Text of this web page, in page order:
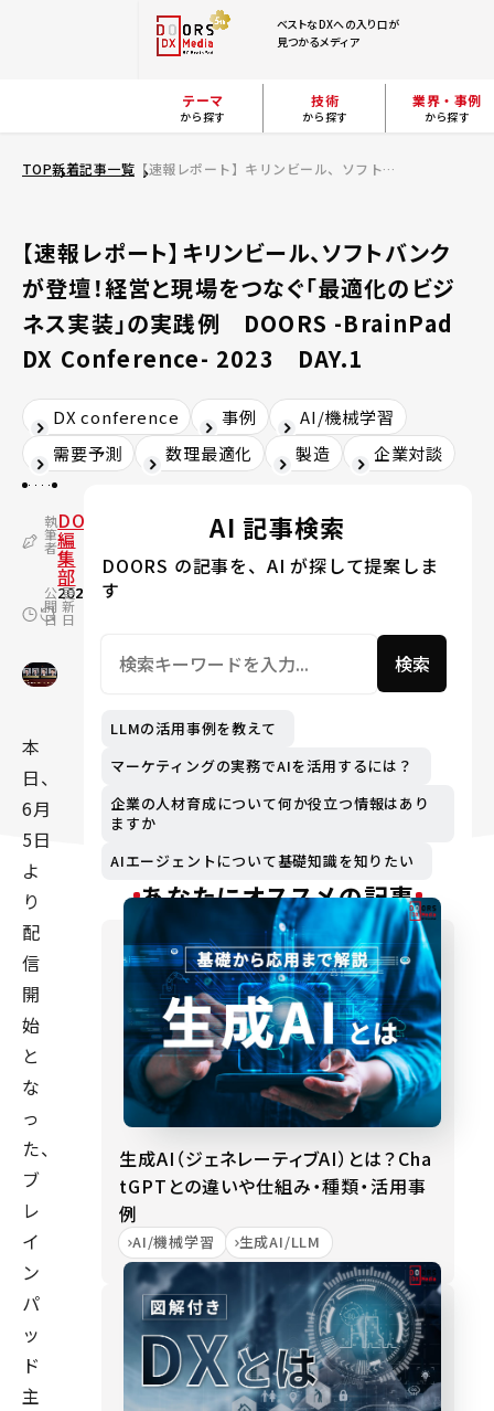
ベストなDXへの入り口が
見つかるメディア
テーマ
から探す
技術
から探す
業界・事例
から探す
TOP新着記事一覧 【速報レポート】キリンビール、ソフトバンクが登壇！経営と現場をつなぐ「最適化のビジネス実装」の実践例 DOORS -BrainPad DX Conference- 2023 DAY.1
【速報レポート】キリンビール、ソフトバンク
が登壇！経営と現場をつなぐ「最適化のビジ
ネス実装」の実践例 DOORS -BrainPad
DX Conference- 2023 DAY.1
DX conference 事例
AI/機械学習
需要予測
数理最適化 製造 企業対談
執
筆
者
DOORS
編
集
部
公
開
日
2023.06.05
更
新
日
2024.03.08
本
日、
6月
5日
よ
り
配
信
開
始
と
な
っ
た、
ブ
レ
イ
ン
パ
ッ
ド
主
AI 記事検索
DOORS の記事を、AI が探して提案しま
す
検索
LLMの活用事例を教えて
マーケティングの実務でAIを活用するには？
企業の人材育成について何か役立つ情報はあり
ますか
AIエージェントについて基礎知識を知りたい
あなたにオススメの記事
生成AI（ジェネレーティブAI）とは？Cha
tGPTとの違いや仕組み・種類・活用事
例
AI/機械学習 生成AI/LLM